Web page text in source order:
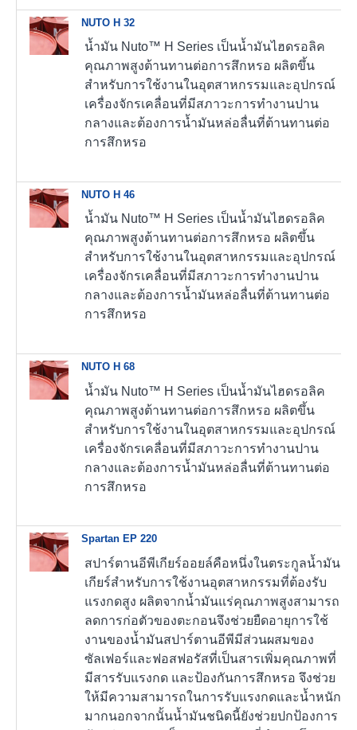
NUTO H 32
น้ำมัน Nuto™ H Series เป็นน้ำมันไฮดรอลิค
คุณภาพสูงต้านทานต่อการสึกหรอ ผลิตขึ้น
สำหรับการใช้งานในอุตสาหกรรมและอุปกรณ์
เครื่องจักรเคลื่อนที่มีสภาวะการทำงานปาน
กลางและต้องการน้ำมันหล่อลื่นที่ต้านทานต่อ
การสึกหรอ
NUTO H 46
น้ำมัน Nuto™ H Series เป็นน้ำมันไฮดรอลิค
คุณภาพสูงต้านทานต่อการสึกหรอ ผลิตขึ้น
สำหรับการใช้งานในอุตสาหกรรมและอุปกรณ์
เครื่องจักรเคลื่อนที่มีสภาวะการทำงานปาน
กลางและต้องการน้ำมันหล่อลื่นที่ต้านทานต่อ
การสึกหรอ
NUTO H 68
น้ำมัน Nuto™ H Series เป็นน้ำมันไฮดรอลิค
คุณภาพสูงต้านทานต่อการสึกหรอ ผลิตขึ้น
สำหรับการใช้งานในอุตสาหกรรมและอุปกรณ์
เครื่องจักรเคลื่อนที่มีสภาวะการทำงานปาน
กลางและต้องการน้ำมันหล่อลื่นที่ต้านทานต่อ
การสึกหรอ
Spartan EP 220
สปาร์ตานอีพีเกียร์ออยล์คือหนึ่งในตระกูลน้ำมัน
เกียร์สำหรับการใช้งานอุตสาหกรรมที่ต้องรับ
แรงกดสูง ผลิตจากน้ำมันแร่คุณภาพสูงสามารถ
ลดการก่อตัวของตะกอนจึงช่วยยืดอายุการใช้
งานของน้ำมันสปาร์ตานอีพีมีส่วนผสมของ
ซัลเฟอร์และฟอสฟอรัสที่เป็นสารเพิ่มคุณภาพที่
มีสารรับแรงกด และป้องกันการสึกหรอ จึงช่วย
ให้มีความสามารถในการรับแรงกดและน้ำหนัก
มากนอกจากนั้นน้ำมันชนิดนี้ยังช่วยปกป้องการ